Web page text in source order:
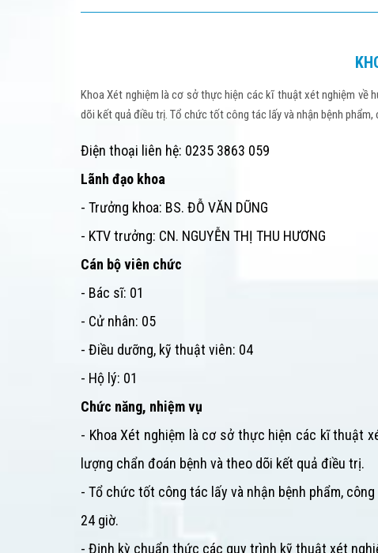
Khoa Xét nghiệm là cơ sở thực hiện các kĩ thuật xét nghiệm về
dõi kết quả điều trị. Tổ chức tốt công tác lấy và nhận bệnh
Điện thoại liên hệ: 0235 3863 059
Lãnh đạo khoa
- Trưởng khoa: BS. ĐỖ VĂN DŨNG
- KTV trưởng: CN. NGUYỄN THỊ THU HƯƠNG
Cán bộ viên chức
- Bác sĩ: 01
- Cử nhân: 05
- Điều dưỡng, kỹ thuật viên: 04
- Hộ lý: 01
Chức năng, nhiệm vụ
- Khoa Xét nghiệm là cơ sở thực hiện các kĩ thuật
lượng chẩn đoán bệnh và theo dõi kết quả điều trị.
- Tổ chức tốt công tác lấy và nhận bệnh phẩm,
24 giờ.
- Định kỳ chuẩn thức các quy trình kỹ thuật xét